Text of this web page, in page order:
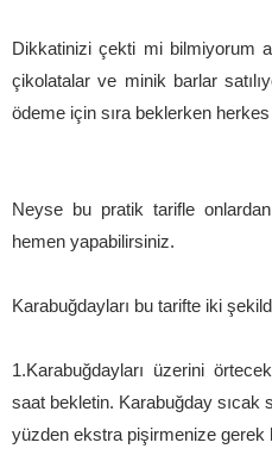
Dikkatinizi çekti mi bilmiyorum
çikolatalar ve minik barlar
ödeme için sıra beklerken herkes
Neyse bu pratik tarifle
hemen yapabilirsiniz.
Karabuğdayları bu tarifte iki
1.Karabuğdayları üzerini
saat bekletin. Karabuğday sıcak
yüzden ekstra pişirmenize gerek